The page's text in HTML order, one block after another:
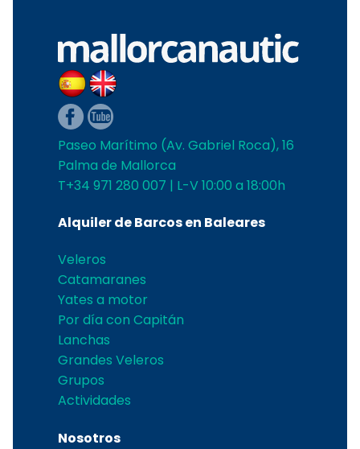
Paseo Marítimo (Av. Gabriel Roca), 16
Palma de Mallorca
T+34 971 280 007 | L-V 10:00 a 18:00h
Alquiler de Barcos en Baleares
Veleros
Catamaranes
Yates a motor
Por día con Capitán
Lanchas
Grandes Veleros
Grupos
Actividades
Nosotros